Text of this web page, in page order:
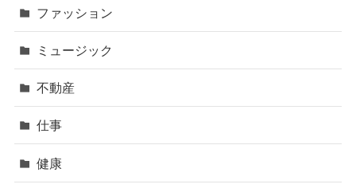
ファッション
ミュージック
不動産
仕事
健康